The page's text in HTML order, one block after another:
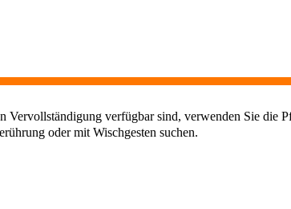
Vervollständigung verfügbar sind, verwenden Sie die
oder mit Wischgesten suchen.